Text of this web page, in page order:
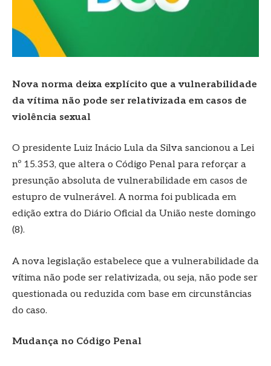
Nova norma deixa explícito que a vulnerabilidade
da vítima não pode ser relativizada em casos de
violência sexual
O presidente Luiz Inácio Lula da Silva sancionou a Lei
nº 15.353, que altera o Código Penal para reforçar a
presunção absoluta de vulnerabilidade em casos de
estupro de vulnerável. A norma foi publicada em
edição extra do Diário Oficial da União neste domingo
(8).
A nova legislação estabelece que a vulnerabilidade da
vítima não pode ser relativizada, ou seja, não pode ser
questionada ou reduzida com base em circunstâncias
do caso.
Mudança no Código Penal